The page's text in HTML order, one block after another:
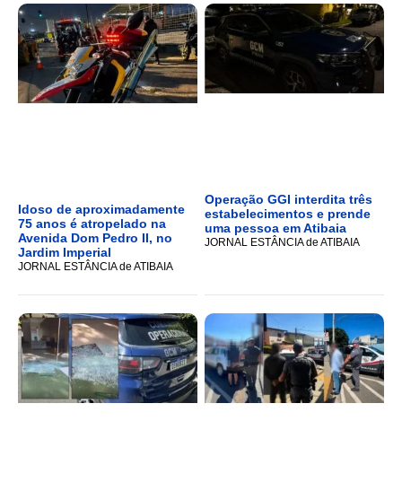
Idoso de aproximadamente
75 anos é atropelado na
Avenida Dom Pedro II, no
Jardim Imperial
JORNAL ESTÂNCIA de ATIBAIA
Operação GGI interdita três
estabelecimentos e prende
uma pessoa em Atibaia
JORNAL ESTÂNCIA de ATIBAIA